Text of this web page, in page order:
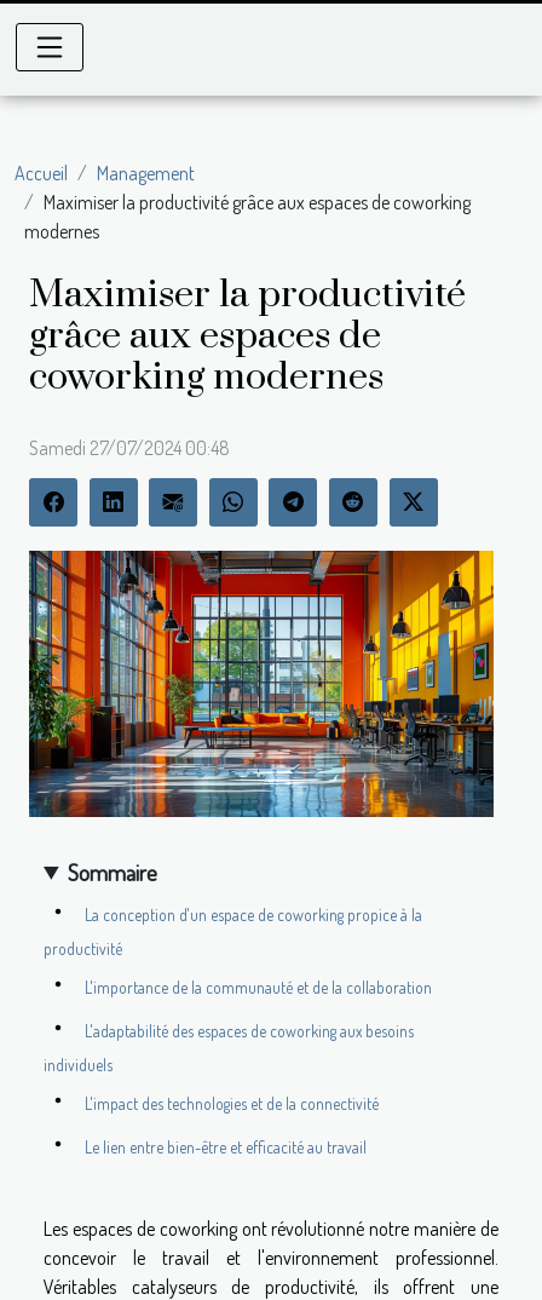
Accueil
Management
Maximiser la productivité grâce aux espaces de coworking
modernes
Maximiser la productivité
grâce aux espaces de
coworking modernes
Samedi 27/07/2024 00:48
Sommaire
La conception d'un espace de coworking propice à la
productivité
L'importance de la communauté et de la collaboration
L'adaptabilité des espaces de coworking aux besoins
individuels
L'impact des technologies et de la connectivité
Le lien entre bien-être et efficacité au travail
Les espaces de coworking ont révolutionné notre manière de
concevoir le travail et l'environnement professionnel.
Véritables catalyseurs de productivité, ils offrent une